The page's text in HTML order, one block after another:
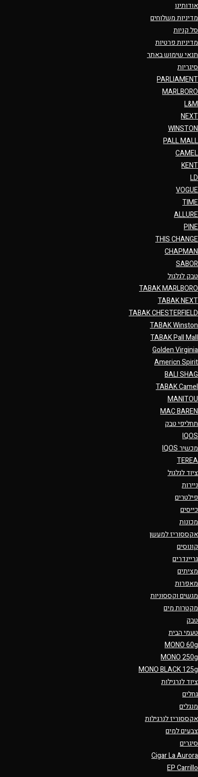
אודותינו
מדיניות משלוחים
סל קניות
מדיניות פרטיות
תנאי שימוש באתר
סיגריות
PARLIAMENT
MARLBORO
L&M
NEXT
WINSTON
PALL MALL
CAMEL
KENT
LD
VOGUE
TIME
ALLURE
PINE
THIS CHANGE
CHAPMAN
SABOR
טבק לגלגול
TABAK MARLBORO
TABAK NEXT
TABAK CHESTERFIELD
TABAK Winston
TABAK Pall Mall
Golden Virginia
Americn Spirit
BALI SHAG
TABAK Camel
MANITOU
MAC BAREN
תחליפי טבק
IQOS
מכשיר IQOS
TEREA
ציוד לגלגול
ניירות
פילטרים
כייסים
מכונות
אקססוריז למעשן
קונוסים
גריינדרים
מציתים
מאפרות
מגשים וקססוניות
מקטרות מים
טבק
טעמי הבית
MONO 60g
MONO 250g
MONO BLACK 125g
ציוד לנרגילות
גחלים
מנגלים
אקססוריז לנרגילות
צבעים למים
סיגרים
Cigar La Aurora
EP Carrillo